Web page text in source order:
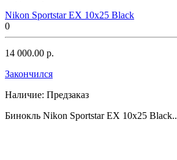
Nikon Sportstar EX 10x25 Black
0
14 000.00 р.
Закончился
Наличие: Предзаказ
Бинокль Nikon Sportstar EX 10x25 Black..